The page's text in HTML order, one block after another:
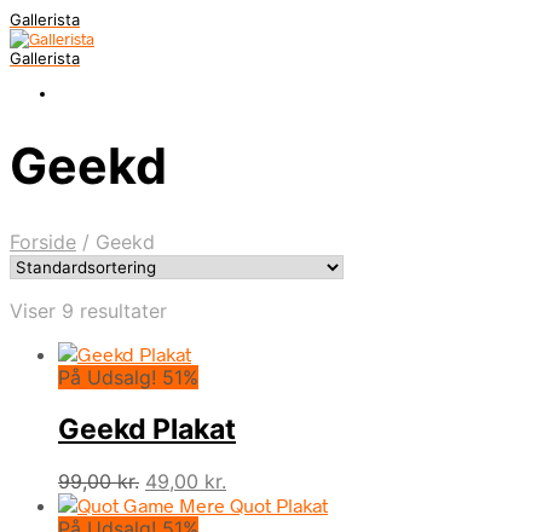
Gallerista
Gallerista
Geekd
Forside / Geekd
Viser 9 resultater
På Udsalg! 51%
Geekd Plakat
99,00kr. Den
oprindelige
49,00 kr.
aktuelle